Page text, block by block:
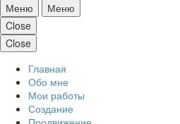
Меню
Меню
Close
Close
Главная
Обо мне
Мои работы
Создание